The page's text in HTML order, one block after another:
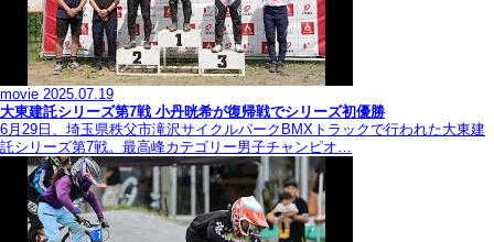
movie 2025.07.19
大東建託シリーズ第7戦 ⼩丹晄希が復帰戦でシリーズ初優勝
6月29日、埼玉県秩父市滝沢サイクルパークBMXトラックで行われた大東建
託シリーズ第7戦。最高峰カテゴリー男子チャンピオ…